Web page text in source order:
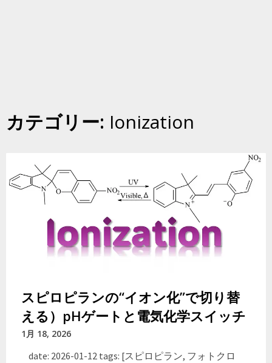
カテゴリー: Ionization
スピロピランの“イオン化”で切り替
える）pHゲートと電気化学スイッチ
1月 18, 2026
date: 2026-01-12 tags: [スピロピラン, フォトクロ